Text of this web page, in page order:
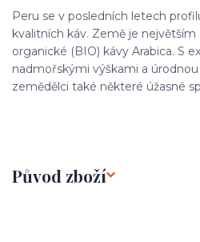
Peru se v posledních letech
kvalitních káv. Země je
organické (BIO) kávy Arabica. S
nadmořskými výškami a
zemědělci také některé úžasné
Původ zboží